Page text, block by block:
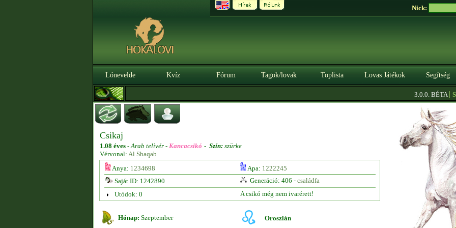
Nick:
Lónevelde Kvíz Fórum Tagok/lovak Toplista Lovas Játékok Segítség
3.0.0. BÉTA|
Csikaj
1.08 éves -Arab telivér - Kancacsikó - Szín: szürke
Vérvonal: Al Shaqab
Anya: 1234698 Apa: 1222245
Saját ID: 1242890
Generáció: 406 - családfa
Utódok: 0
A csikó még nem ivarérett!
Hónap: Szeptember Oroszlán